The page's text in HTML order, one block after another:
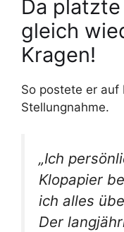
Da
gleich
Kragen!
So postete er auf
Stellungnahme.
„Ich
Klopapier
ich alles
Der